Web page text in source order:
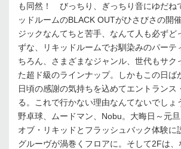
も同然！ びっちり、ぎっちり音にゆだね
ッドルームのBLACK OUTがひさびさの開
ジックなんてちと苦手、なんて人も必ずど
ずな、リキッドルームでお馴染みのパーテ
ちろん、さまざまなジャンル、世代もサク
た超ド級のラインナップ。しかもこの日ば
日頃の感謝の気持ちを込めてエントランス
る。これで行かない理由なんてないでし
野卓球、ムードマン、Nobu。大晦日～元
オブ・リキッドとフラッシュバック体験に
グルーヴが渦巻くフロアに。そして2Fは